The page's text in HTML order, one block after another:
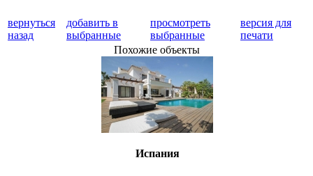
вернуться
назад
добавить в
выбранные
просмотреть
выбранные
версия для
печати
Похожие объекты
Испания